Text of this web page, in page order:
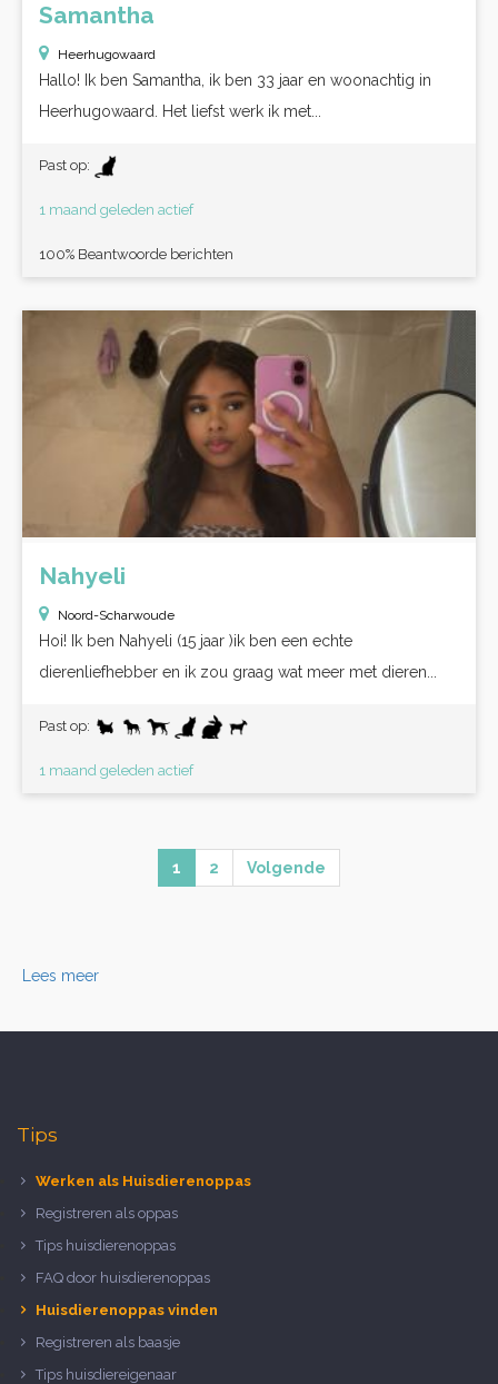
Samantha
Heerhugowaard
Hallo! Ik ben Samantha, ik ben 33 jaar en woonachtig in
Heerhugowaard. Het liefst werk ik met...
Past op:
1 maand geleden actief
100% Beantwoorde berichten
Nahyeli
Noord-Scharwoude
Hoi! Ik ben Nahyeli (15 jaar )ik ben een echte
dierenliefhebber en ik zou graag wat meer met dieren...
Past op:
1 maand geleden actief
1 2 Volgende
Lees meer
Tips
Werken als Huisdierenoppas
Registreren als oppas
Tips huisdierenoppas
FAQ door huisdierenoppas
Huisdierenoppas vinden
Registreren als baasje
Tips huisdiereigenaar